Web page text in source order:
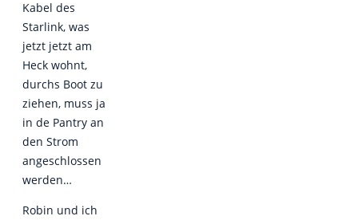
Kabel des
Starlink, was
jetzt jetzt am
Heck wohnt,
durchs Boot zu
ziehen, muss ja
in de Pantry an
den Strom
angeschlossen
werden…
Robin und ich